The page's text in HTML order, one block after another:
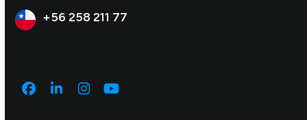
+56 258 211 77
Facebook
LinkedInInstagram
YouTube